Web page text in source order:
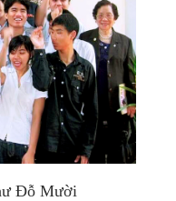
Đỗ Mười